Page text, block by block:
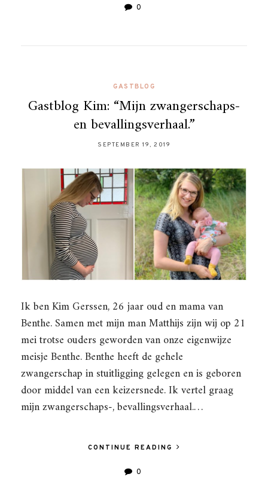
0
GASTBLOG
Gastblog Kim: “Mijn zwangerschaps-
en bevallingsverhaal.”
SEPTEMBER 19, 2019
Ik ben Kim Gerssen, 26 jaar oud en mama van
Benthe. Samen met mijn man Matthijs zijn wij op 21
mei trotse ouders geworden van onze eigenwijze
meisje Benthe. Benthe heeft de gehele
zwangerschap in stuitligging gelegen en is geboren
door middel van een keizersnede. Ik vertel graag
mijn zwangerschaps-, bevallingsverhaal.…
CONTINUE READING
0